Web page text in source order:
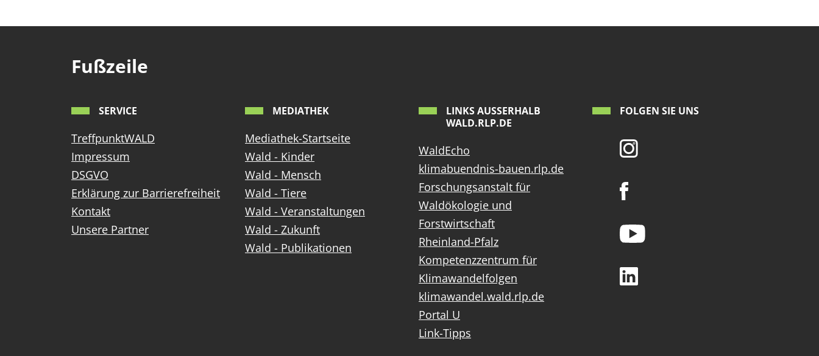
Fußzeile
SERVICE
TreffpunktWALD
Impressum
DSGVO
Erklärung zur Barrierefreiheit
Kontakt
Unsere Partner
MEDIATHEK
Mediathek-Startseite
Wald - Kinder
Wald - Mensch
Wald - Tiere
Wald - Veranstaltungen
Wald - Zukunft
Wald - Publikationen
LINKS AUSSERHALB W
ALD.RLP.DE
WaldEcho
klimabuendnis-bauen.rlp.de
Forschungsanstalt für
Waldökologie und
Forstwirtschaft
Rheinland-Pfalz
Kompetenzzentrum für
Klimawandelfolgen
klimawandel.wald.rlp.de
Portal U
Link-Tipps
FOLGEN SIE UNS